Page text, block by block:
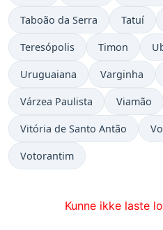
Taboão da Serra Tatuí
Teresópolis Timon
Uruguaiana Varginha
Várzea Paulista Viamão
Vitória de Santo Antão
Votorantim
Kunne ikke laste